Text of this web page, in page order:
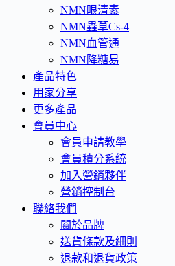
NMN眼清素
NMN蟲草Cs-4
NMN血管通
NMN降糖易
產品特色
用家分享
更多產品
會員中心
會員申請教學
會員積分系統
加入營銷夥伴
營銷控制台
聯絡我們
關於品牌
送貨條款及細則
退款和退貨政策